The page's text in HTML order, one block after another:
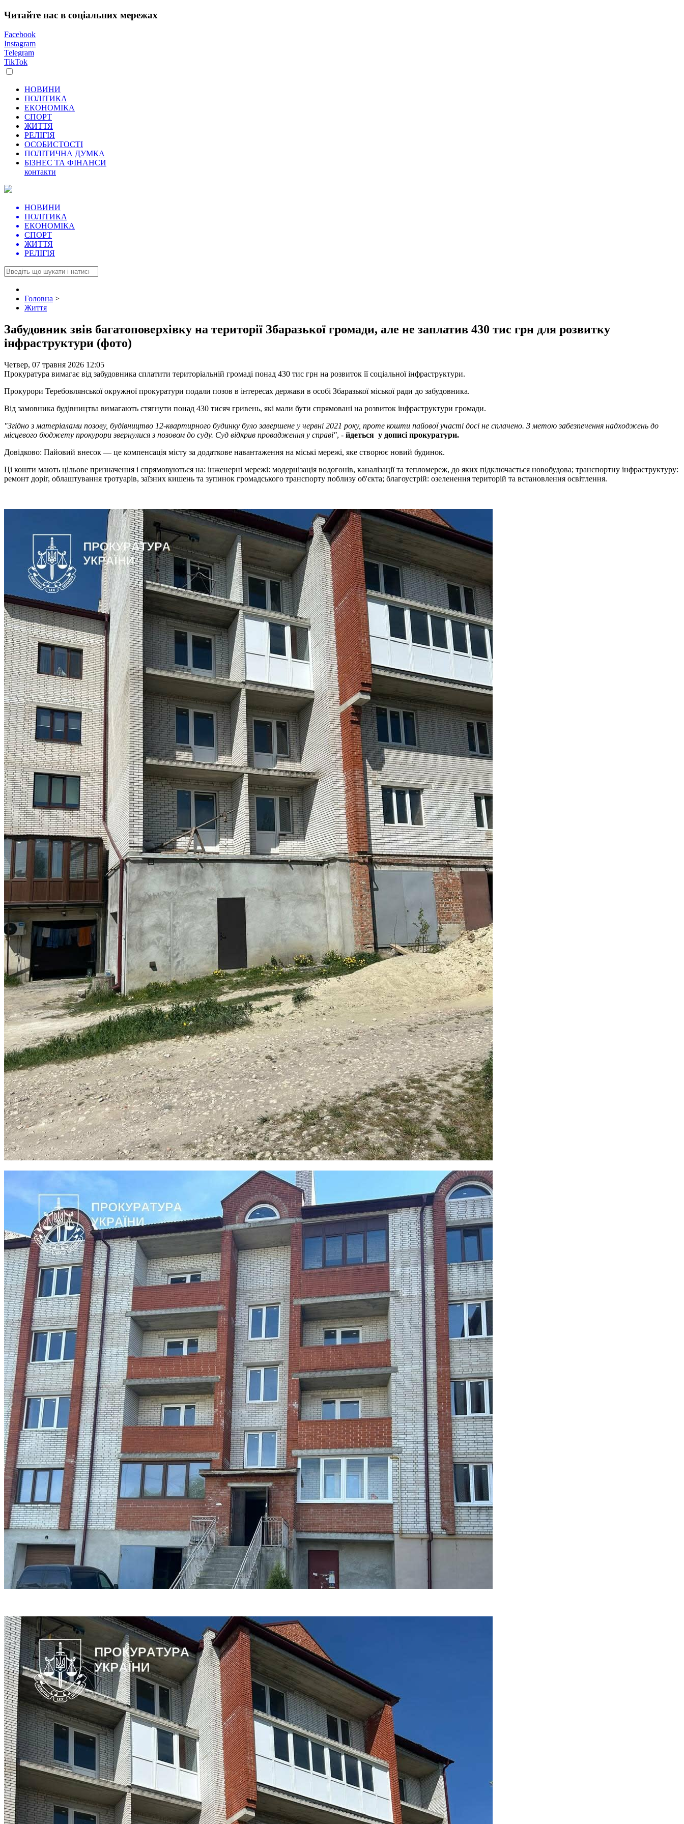
Читайте нас в соціальних мережах
Facebook
Instagram
Telegram
TikTok
НОВИНИ
ПОЛІТИКА
ЕКОНОМІКА
СПОРТ
ЖИТТЯ
РЕЛІГІЯ
ОСОБИСТОСТІ
ПОЛІТИЧНА ДУМКА
БІЗНЕС ТА ФІНАНСИ
контакти
НОВИНИ
ПОЛІТИКА
ЕКОНОМІКА
СПОРТ
ЖИТТЯ
РЕЛІГІЯ
Головна >
Життя
Забудовник звів багатоповерхівку на території Збаразької громади, але не заплатив 430 тис грн для розвитку
інфраструктури (фото)
Четвер, 07 травня 2026 12:05
Прокуратура вимагає від забудовника сплатити територіальній громаді понад 430 тис грн на розвиток її соціальної інфраструктури.
Прокурори Теребовлянської окружної прокуратури подали позов в інтересах держави в особі Збаразької міської ради до забудовника.
Від замовника будівництва вимагають стягнути понад 430 тисяч гривень, які мали бути спрямовані на розвиток інфраструктури громади.
"Згідно з матеріалами позову, будівництво 12-квартирного будинку було завершене у червні 2021 року, проте кошти пайової участі досі не сплачено. З метою забезпечення надходжень до
місцевого бюджету прокурори звернулися з позовом до суду. Суд відкрив провадження у справі", - йдеться у дописі прокуратури.
Довідково: Пайовий внесок — це компенсація місту за додаткове навантаження на міські мережі, яке створює новий будинок.
Ці кошти мають цільове призначення і спрямовуються на: інженерні мережі: модернізація водогонів, каналізації та тепломереж, до яких підключається новобудова; транспортну інфраструктуру:
ремонт доріг, облаштування тротуарів, заїзних кишень та зупинок громадського транспорту поблизу об'єкта; благоустрій: озеленення територій та встановлення освітлення.